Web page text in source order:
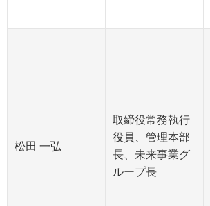
松田 一弘
取締役常務執行
役員、管理本部
長、未来事業グ
ループ長